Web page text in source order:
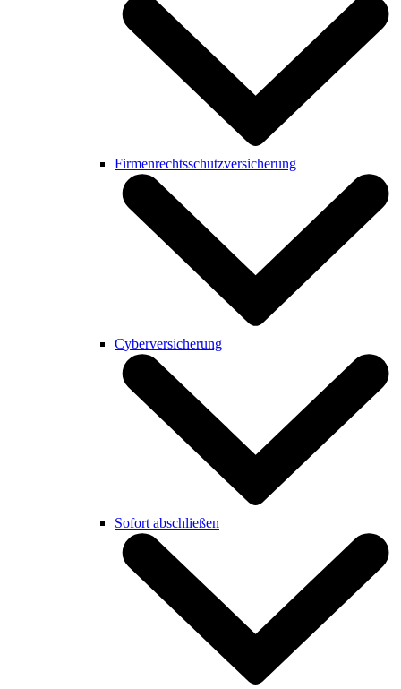
Firmenrechtsschutzversicherung
Cyberversicherung
Sofort abschließen